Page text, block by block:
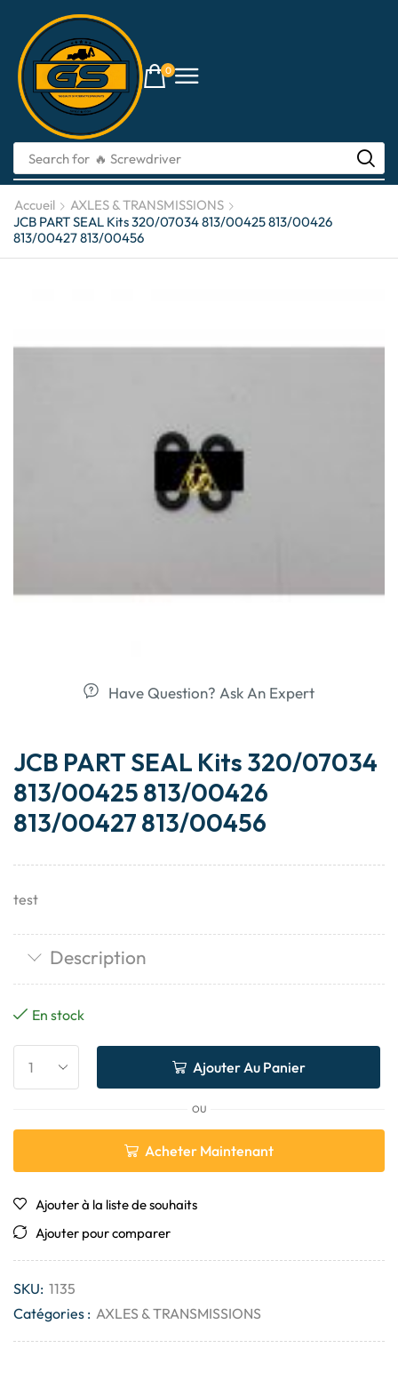
0
Search for 🔥 Screwdriver
Accueil
AXLES & TRANSMISSIONS
JCB PART SEAL Kits 320/07034 813/00425 813/00426
813/00427 813/00456
Have Question? Ask An Expert
JCB PART SEAL Kits 320/07034
813/00425 813/00426
813/00427 813/00456
test
Description
En stock
Ajouter Au Panier
OU
Acheter Maintenant
Ajouter à la liste de souhaits
Ajouter pour comparer
SKU: 1135
Catégories : AXLES & TRANSMISSIONS